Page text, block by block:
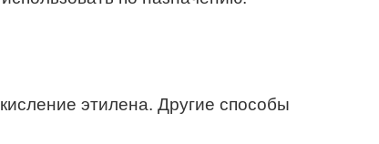
этилена. Другие способы